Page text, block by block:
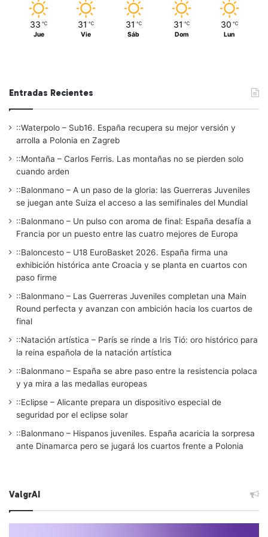
33 ℃
Jue
31 ℃
Vie
31 ℃
Sáb
31 ℃
Dom
30 ℃
Lun
Entradas Recientes
::Waterpolo – Sub16. España recupera su mejor versión y
arrolla a Polonia en Zagreb
::Montaña – Carlos Ferris. Las montañas no se pierden solo
cuando arden
::Balonmano – A un paso de la gloria: las Guerreras Juveniles
se juegan ante Suiza el acceso a las semifinales del Mundial
::Balonmano – Un pulso con aroma de final: España desafía a
Francia por un puesto entre las cuatro mejores de Europa
::Baloncesto – U18 EuroBasket 2026. España firma una
exhibición histórica ante Croacia y se planta en cuartos con
paso firme
::Balonmano – Las Guerreras Juveniles completan una Main
Round perfecta y avanzan con ambición hacia los cuartos de
final
::Natación artística – París se rinde a Iris Tió: oro histórico para
la reina española de la natación artística
::Balonmano – España se abre paso entre la resistencia polaca
y ya mira a las medallas europeas
::Eclipse – Alicante prepara un dispositivo especial de
seguridad por el eclipse solar
::Balonmano – Hispanos juveniles. España acaricia la sorpresa
ante Dinamarca pero se jugará los cuartos frente a Polonia
ValgrAI